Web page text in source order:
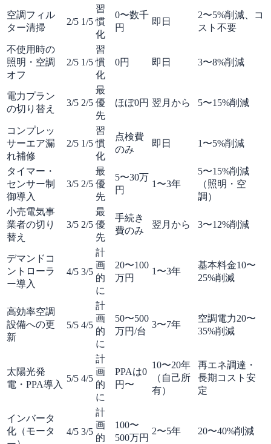
空調フィル
ター清掃
2/5 1/5
習
慣
化
0〜数千
円
即日
2〜5%削減、コ
スト不要
不使用時の
照明・空調
オフ
2/5 1/5
習
慣
化
0円 即日 3〜8%削減
電力プラン
の切り替え
3/5 2/5
最
優
先
ほぼ0円 翌月から 5〜15%削減
コンプレッ
サーエア漏
れ補修
2/5 1/5
習
慣
化
点検費
のみ
即日 1〜5%削減
タイマー・
センサー制
御導入
3/5 2/5
最
優
先
5〜30万
円
1〜3年
5〜15%削減
（照明・空
調）
小売電気事
業者の切り
替え
3/5 2/5
最
優
先
手続き
費のみ
翌月から 3〜12%削減
デマンドコ
ントローラ
ー導入
4/5 3/5
計
画
的
に
20〜100
万円
1〜3年
基本料金10〜
25%削減
高効率空調
設備への更
新
5/5 4/5
計
画
的
に
50〜500
万円/台
3〜7年
空調電力20〜
35%削減
太陽光発
電・PPA導入
5/5 4/5
計
画
的
に
PPAは0
円〜
10〜20年
（自己所
有）
再エネ調達・
長期コスト安
定
インバータ
化（モータ
4/5 3/5
計
画
的
100〜
500万円
2〜5年 20〜40%削減